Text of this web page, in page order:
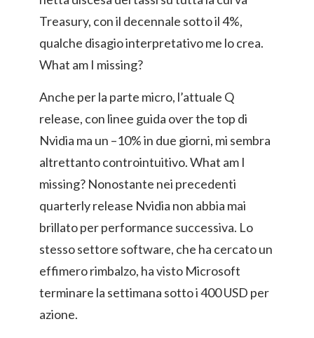
Treasury, con il decennale sotto il 4%,
qualche disagio interpretativo me lo crea.
What am I missing?
Anche per la parte micro, l’attuale Q
release, con linee guida over the top di
Nvidia ma un –10% in due giorni, mi sembra
altrettanto controintuitivo. What am I
missing? Nonostante nei precedenti
quarterly release Nvidia non abbia mai
brillato per performance successiva. Lo
stesso settore software, che ha cercato un
effimero rimbalzo, ha visto Microsoft
terminare la settimana sotto i 400 USD per
azione.